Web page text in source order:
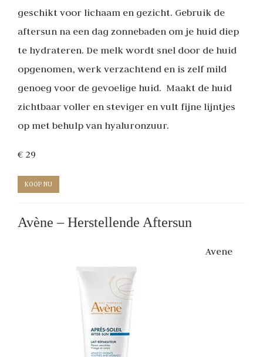
geschikt voor lichaam en gezicht. Gebruik de
aftersun na een dag zonnebaden om je huid diep
te hydrateren. De melk wordt snel door de huid
opgenomen, werk verzachtend en is zelf mild
genoeg voor de gevoelige huid. Maakt de huid
zichtbaar voller en steviger en vult fijne lijntjes
op met behulp van hyaluronzuur.
€ 29
KOOP NU
Avène – Herstellende Aftersun
Avene